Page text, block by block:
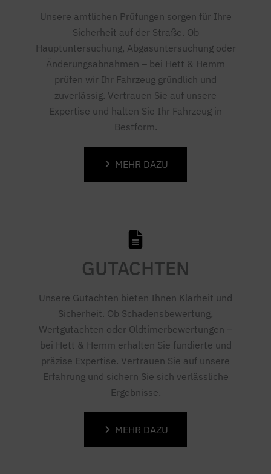
Unsere amtlichen Prüfungen sorgen für Ihre
Sicherheit auf der Straße. Ob
Hauptuntersuchung, Abgasuntersuchung oder
Änderungsabnahmen – bei Hett & Hemm
prüfen wir Ihr Fahrzeug gründlich und
zuverlässig. Vertrauen Sie auf unsere
Expertise und halten Sie Ihr Fahrzeug in
Bestform.
MEHR DAZU
GUTACHTEN
Unsere Gutachten bieten Ihnen Klarheit und
Sicherheit. Ob Schadensbewertung,
Wertgutachten oder Oldtimerbewertungen –
bei Hett & Hemm erhalten Sie fundierte und
präzise Expertise. Vertrauen Sie auf unsere
Erfahrung und sichern Sie sich verlässliche
Ergebnisse.
MEHR DAZU